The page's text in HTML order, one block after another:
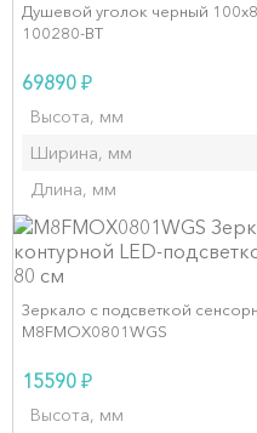
Душевой уголок черный
100280-BT
69890 ₽
Высота, мм
Ширина, мм
Длина, мм
Зеркало с подсветкой
M8FMOX0801WGS
15590 ₽
Высота, мм